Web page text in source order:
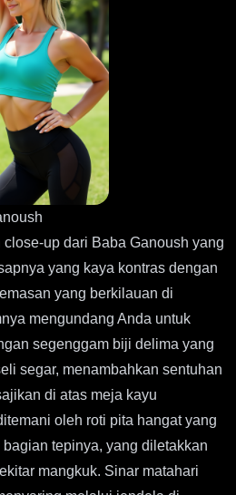
up dari Baba Ganoush yang
yang kaya kontras dengan
yang berkilauan di
mengundang Anda untuk
segenggam biji delima yang
segar, menambahkan sentuhan
di atas meja kayu
oleh roti pita hangat yang
tepinya, yang diletakkan
mangkuk. Sinar matahari